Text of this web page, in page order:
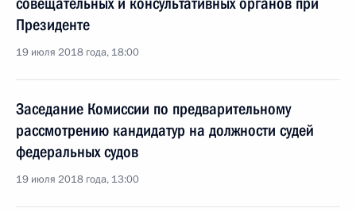
Президенте
19 июля 2018 года, 18:00
Заседание Комиссии по предварительному
рассмотрению кандидатур на должности судей
федеральных судов
19 июля 2018 года, 13:00